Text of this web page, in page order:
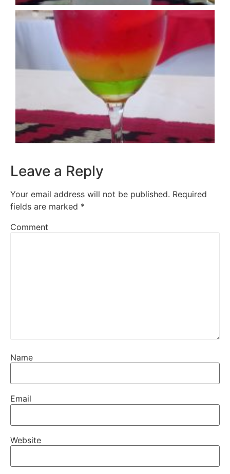
Leave a Reply
Your email address will not be published. Required
fields are marked *
Comment
Name
Email
Website